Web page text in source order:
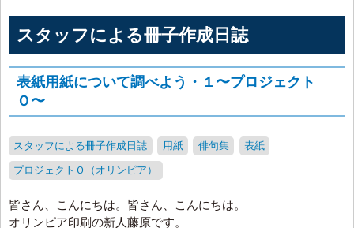
スタッフによる冊子作成日誌
表紙用紙について調べよう・１〜プロジェクト
Ｏ〜
スタッフによる冊子作成日誌 用紙 俳句集 表紙
プロジェクトＯ（オリンピア）
皆さん、こんにちは。皆さん、こんにちは。
オリンピア印刷の新人藤原です。